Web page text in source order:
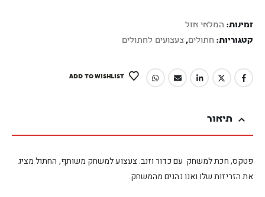
זמינות: המלאי אזל
קטגוריות: חתולים, צעצועים לחתולים
ADD TO WISHLIST
תיאור
פטקס, חכת למשחק עם כדור וזנב. צעצוע למשחק משותף, החתול מציג
את הזריזות שלו ואנו נהנים מהמשחק.